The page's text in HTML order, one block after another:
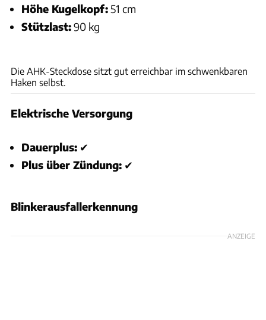
Höhe Kugelkopf:51 cm
Stützlast:90 kg
Die AHK-Steckdose sitzt gut erreichbar im schwenkbaren
Haken selbst.
Elektrische Versorgung
Dauerplus: ✔
Plus über Zündung: ✔
Blinkerausfallerkennung
ANZEIGE